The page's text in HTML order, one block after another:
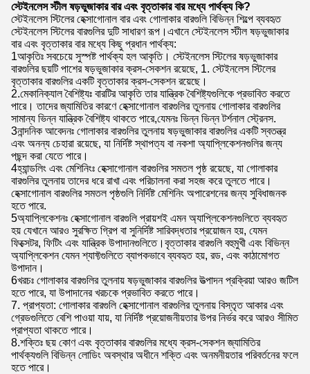
স্টেইনলেস স্টীল ষড়ভুজাকার বার এবং বৃত্তাকার বার মধ্যে পার্থক্য কি?
স্টেইনলেস স্টিলের হেক্সাগোনাল বার এবং গোলাকার বারগুলি বিভিন্ন শিল্পে ব্যবহৃত
স্টেইনলেস স্টিলের বারগুলির দুটি সাধারণ রূপ।এখানে স্টেইনলেস স্টীল ষড়ভুজাকার
বার এবং বৃত্তাকার বার মধ্যে কিছু প্রধান পার্থক্য:
1আকৃতিঃ সবচেয়ে সুস্পষ্ট পার্থক্য হল আকৃতি। স্টেইনলেস স্টিলের ষড়ভুজাকার
বারগুলির ছয়টি পাশের ষড়ভুজাকার ক্রস-সেকশন রয়েছে, 1. স্টেইনলেস স্টিলের
বৃত্তাকার বারগুলির একটি বৃত্তাকার ক্রস-সেকশন রয়েছে।
2.মেকানিক্যাল বৈশিষ্ট্যঃ বারটির আকৃতি তার যান্ত্রিক বৈশিষ্ট্যগুলিকে প্রভাবিত করতে
পারে। তাদের জ্যামিতির কারণে হেক্সাগোনাল বারগুলির তুলনায় গোলাকার বারগুলির
সামান্য ভিন্ন যান্ত্রিক বৈশিষ্ট্য থাকতে পারে,যেমনঃ ভিন্ন ভিন্ন টর্শনাল স্ট্রেনস.
3নান্দনিক আবেদনঃ গোলাকার বারগুলির তুলনায় ষড়ভুজাকার বারগুলির একটি স্বতন্ত্র
এবং অনন্য চেহারা রয়েছে, যা নির্দিষ্ট স্থাপত্য বা নকশা অ্যাপ্লিকেশনগুলির জন্য
পছন্দ করা যেতে পারে।
4হ্যান্ডলিং এবং মেশিনিংঃ হেক্সাগোনাল বারগুলির সমতল পৃষ্ঠ রয়েছে, যা গোলাকার
বারগুলির তুলনায় তাদের ধরে রাখা এবং পরিচালনা করা সহজ করে তুলতে পারে।
হেক্সাগোনাল বারগুলির সমতল পৃষ্ঠগুলি নির্দিষ্ট মেশিনিং অপারেশনের জন্য সুবিধাজনক
হতে পারে.
5অ্যাপ্লিকেশনঃ হেক্সাগোনাল বারগুলি প্রায়শই এমন অ্যাপ্লিকেশনগুলিতে ব্যবহৃত
হয় যেখানে আরও সুরক্ষিত গ্রিপ বা সুনির্দিষ্ট সারিবদ্ধতার প্রয়োজন হয়, যেমন
ফিক্সেটর, ফিটিং এবং যান্ত্রিক উপাদানগুলিতে।বৃত্তাকার বারগুলি বহুমুখী এবং বিভিন্ন
অ্যাপ্লিকেশন যেমন শ্যাফ্টগুলিতে ব্যাপকভাবে ব্যবহৃত হয়, রড, এবং কাঠামোগত
উপাদান।
6খরচঃ গোলাকার বারগুলির তুলনায় ষড়ভুজাকার বারগুলির উত্পাদন প্রক্রিয়া আরও জটিল
হতে পারে, যা উপাদানের খরচকে প্রভাবিত করতে পারে।
7. প্রাপ্যতা: গোলাকার বারগুলি হেক্সাগোনাল বারগুলির তুলনায় বিস্তৃত আকার এবং
গ্রেডগুলিতে বেশি পাওয়া যায়, যা নির্দিষ্ট প্রয়োজনীয়তার উপর নির্ভর করে আরও সীমিত
প্রাপ্যতা থাকতে পারে।
8.শক্তিঃ ছয় কোণ এবং বৃত্তাকার বারগুলির মধ্যে ক্রস-সেকশন জ্যামিতির
পার্থক্যগুলি বিভিন্ন লোডিং অবস্থার অধীনে শক্তি এবং অনমনীয়তার পরিবর্তনের ফলে
হতে পারে।